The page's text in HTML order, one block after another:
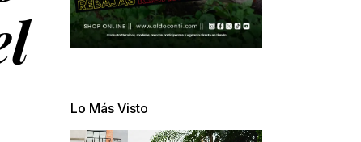
Lo Más Visto